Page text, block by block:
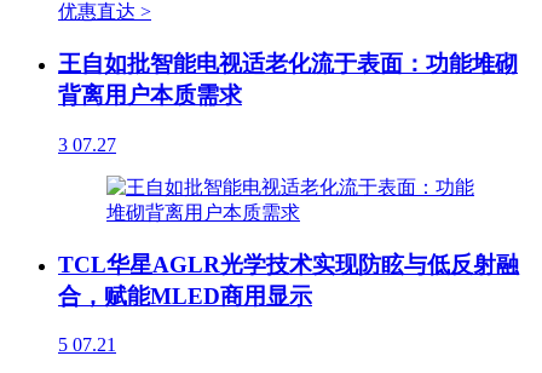
优惠直达 >
王自如批智能电视适老化流于表面：功能堆砌
背离用户本质需求
3 07.27
TCL华星AGLR光学技术实现防眩与低反射融
合，赋能MLED商用显示
5 07.21